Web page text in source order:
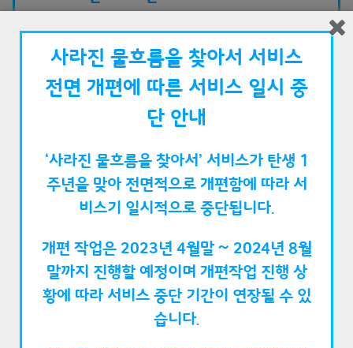
594
사라진 물흐름을 찾아서 서비스
전면 개편에 따른 서비스 일시 중
단 안내
‘사라진 물흐름을 찾아서’ 서비스가 탄생 1
주년을 맞아 전면적으로 개편함에 따라 서
비스기 일시적으로 중단됩니다.
개편 작업은 2023년 4월말 ~ 2024년 8월
말까지 진행할 예정이며 개편작업 진행 상
황에 따라 서비스 중단 기간이 연장될 수 있
습니다.